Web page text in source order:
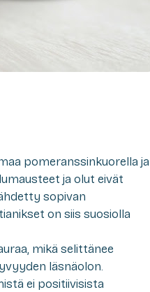
pomeranssinkuorella ja
ja olut eivät
sopivan
on siis suosiolla
mikä selittänee
läsnäolon.
ei positiivisista